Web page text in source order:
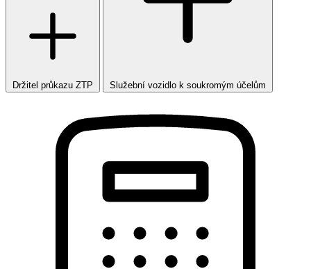
Držitel průkazu ZTP Služební vozidlo k soukromým účelům